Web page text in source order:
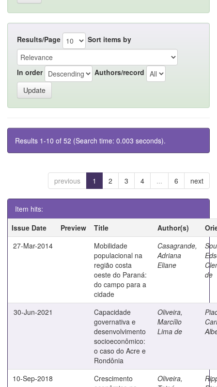
Results/Page Sort items by
In order Authors/record
Results 1-10 of 52 (Search time: 0.003 seconds).
previous 1 2 3 4 ... 6 next
Item hits:
Issue Date
Preview Title Author(s)
27-Mar-2014
Mobilidade
populacional na
região costa
oeste do Paraná:
do campo para a
cidade
Casagrande,
Adriana
Eliane
de
30-Jun-2021
Capacidade
governativa e
desenvolvimento
socioeconômico:
o caso do Acre e
Rondônia
Oliveira,
Marcílio
Lima de
10-Sep-2018
Crescimento
Oliveira,